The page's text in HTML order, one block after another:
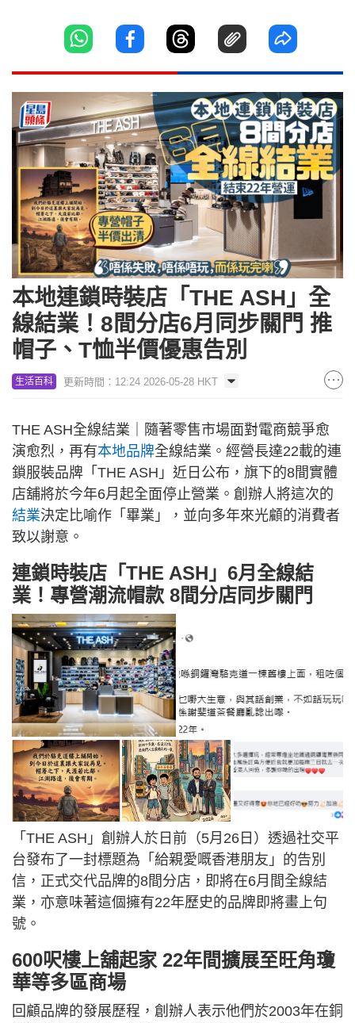
本地連鎖時裝店「THE ASH」全
線結業！8間分店6月同步關門 推
帽子、T恤半價優惠告別
生活百科 更新時間：12:24 2026-05-28 HKT
THE ASH全線結業｜隨著零售市場面對電商競爭愈
演愈烈，再有本地品牌全線結業。經營長達22載的連
鎖服裝品牌「THE ASH」近日公布，旗下的8間實體
店舖將於今年6月起全面停止營業。創辦人將這次的
結業決定比喻作「畢業」，並向多年來光顧的消費者
致以謝意。
連鎖時裝店「THE ASH」6月全線結
業！專營潮流帽款 8間分店同步關門
「THE ASH」創辦人於日前（5月26日）透過社交平
台發布了一封標題為「給親愛嘅香港朋友」的告別
信，正式交代品牌的8間分店，即將在6月間全線結
業，亦意味著這個擁有22年歷史的品牌即將畫上句
號。
600呎樓上舖起家 22年間擴展至旺角瓊
華等多區商場
回顧品牌的發展歷程，創辦人表示他們於2003年在銅